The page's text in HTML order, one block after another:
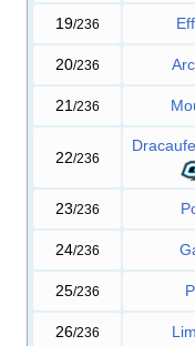
19/236
20/236
21 /236
22/236
23/236
24/236
25/236
26/236